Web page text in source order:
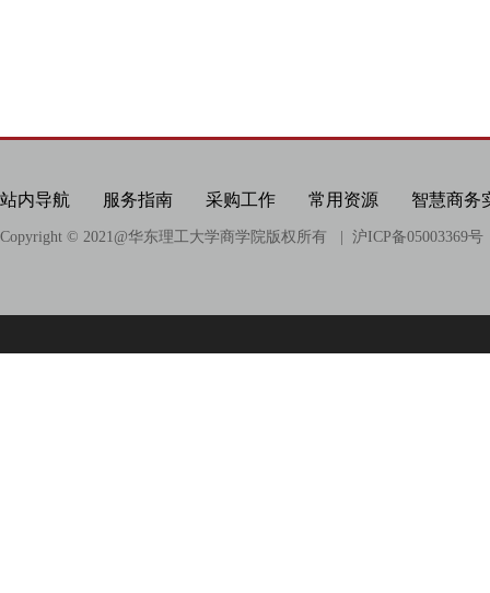
站内导航 服务指南 采购工作 常用资源 智慧商务
Copyright © 2021@华东理工大学商学院版权所有 | 沪ICP备05003369号